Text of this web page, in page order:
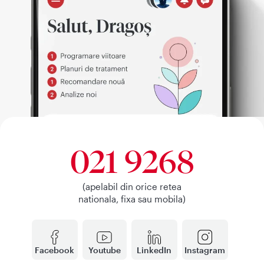
Facebook Youtube LinkedIn Instagram
021 9268
(apelabil din orice retea
nationala, fixa sau mobila)